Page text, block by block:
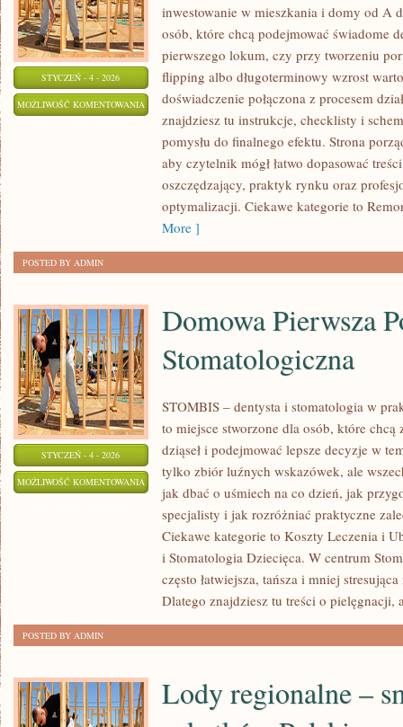
STYCZEŃ - 4 - 2026
MOŻLIWOŚĆ KOMENTOWANIA NIERUCHOMOŚCI
ROLNE
inwestowanie w mieszkania i domy od A
osób, które chcą podejmować świadome
pierwszego lokum, czy przy tworzeniu
flipping albo długoterminowy wzrost
doświadczenie połączona z procesem
znajdziesz tu instrukcje, checklisty i
pomysłu do finalnego efektu. Strona
aby czytelnik mógł łatwo dopasować
oszczędzający, praktyk rynku oraz
optymalizacji. Ciekawe kategorie to
More ]
POSTED BY ADMIN
STYCZEŃ - 4 - 2026
MOŻLIWOŚĆ KOMENTOWANIA DOMOWA
PIERWSZA
POMOC
Domowa Pierwsza
Stomatologiczna
STOMBIS – dentysta i stomatologia w
to miejsce stworzone dla osób, które
dziąseł i podejmować lepsze decyzje w
tylko zbiór luźnych wskazówek, ale
jak dbać o uśmiech na co dzień, jak
specjalisty i jak rozróżniać praktyczne
Ciekawe kategorie to Koszty Leczenia i
i Stomatologia Dziecięca. W centrum
często łatwiejsza, tańsza i mniej
Dlatego znajdziesz tu treści o pielęgnacji,
POSTED BY ADMIN
Lody regionalne –